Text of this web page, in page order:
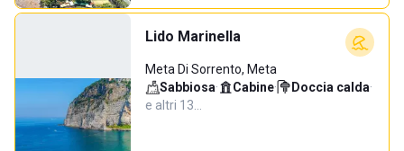
Lido Marinella
Meta Di Sorrento, Meta
Sabbiosa· Cabine· Doccia calda·
e altri 13…